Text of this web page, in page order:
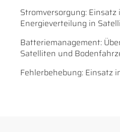
Stromversorgung: Einsatz
Energieverteilung in
Batteriemanagement:
Satelliten und
Fehlerbehebung: Einsatz